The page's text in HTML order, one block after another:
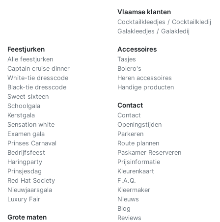
Vlaamse klanten
Cocktailkleedjes / Cocktailkledij
Galakleedjes / Galakledij
Feestjurken
Alle feestjurken
Captain cruise dinner
White-tie dresscode
Black-tie dresscode
Sweet sixteen
Schoolgala
Kerstgala
Sensation white
Examen gala
Prinses Carnaval
Bedrijfsfeest
Haringparty
Prinsjesdag
Red Hat Society
Nieuwjaarsgala
Luxury Fair
Grote maten
Accessoires
Tasjes
Bolero's
Heren accessoires
Handige producten
Contact
Contact
Openingstijden
Parkeren
Route plannen
Paskamer Reserveren
Prijsinformatie
Kleurenkaart
F.A.Q.
Kleermaker
Nieuws
Blog
Reviews